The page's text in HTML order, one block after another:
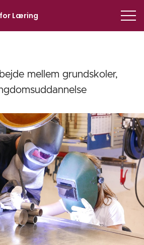
Læring
mellem grundskoler,